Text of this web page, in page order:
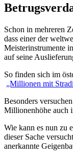
Schon in mehreren
dass einer der
Meisterinstrumente
auf seine
So finden sich im
„Millionen mit
Besonders
Millionenhöhe auch
Wie kann es nun zu
dieser Sache
anerkannte